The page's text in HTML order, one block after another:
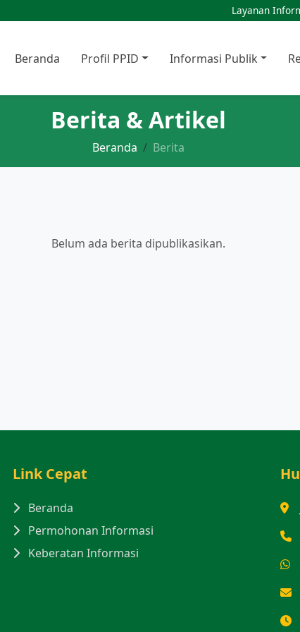
Layanan
Beranda Profil PPID Informasi Publik
Berita & Artikel
Beranda Berita
Belum ada berita dipublikasikan.
Link Cepat
Beranda
Permohonan Informasi
Keberatan Informasi